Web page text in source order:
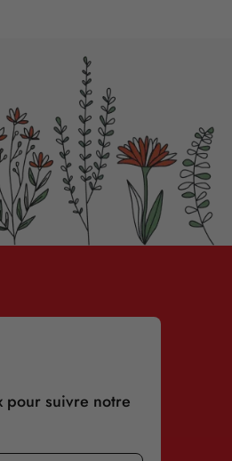
pour suivre notre